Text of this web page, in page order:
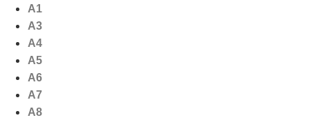
naar
inhoud
A1
A3
A4
A5
A6
A7
A8